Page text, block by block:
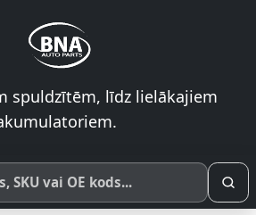
spuldzītēm, līdz lielākajiem
nosaukuma, SKU vai OE koda